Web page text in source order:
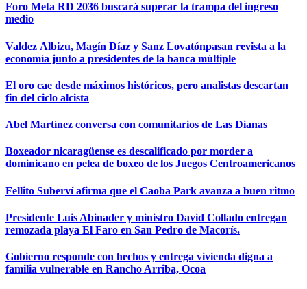
Foro Meta RD 2036 buscará superar la trampa del ingreso
medio
Valdez Albizu, Magín Díaz y Sanz Lovatónpasan revista a la
economía junto a presidentes de la banca múltiple
El oro cae desde máximos históricos, pero analistas descartan
fin del ciclo alcista
Abel Martínez conversa con comunitarios de Las Dianas
Boxeador nicaragüense es descalificado por morder a
dominicano en pelea de boxeo de los Juegos Centroamericanos
Fellito Suberví afirma que el Caoba Park avanza a buen ritmo
Presidente Luis Abinader y ministro David Collado entregan
remozada playa El Faro en San Pedro de Macorís.
Gobierno responde con hechos y entrega vivienda digna a
familia vulnerable en Rancho Arriba, Ocoa